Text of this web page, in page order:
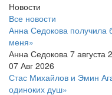
Новости
Все новости
Анна Седокова получила
меня»
Анна Седокова 7 августа
07 Авг 2026
Стас Михайлов и Эмин
одиноких душ»